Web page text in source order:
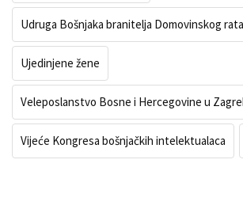
Udruga Bošnjaka branitelja Domovinskog rata
Ujedinjene žene
Veleposlanstvo Bosne i Hercegovine u
Vijeće Kongresa bošnjačkih intelektualaca